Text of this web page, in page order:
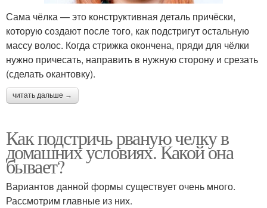
Сама чёлка — это конструктивная деталь причёски,
которую создают после того, как подстригут остальную
массу волос. Когда стрижка окончена, пряди для чёлки
нужно причесать, направить в нужную сторону и срезать
(сделать окантовку).
читать дальше →
Как подстричь рваную челку в
домашних условиях. Какой она
бывает?
Вариантов данной формы существует очень много.
Рассмотрим главные из них.